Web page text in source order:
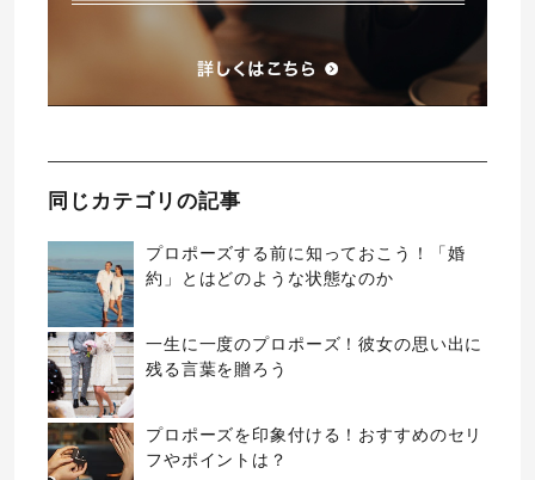
同じカテゴリの記事
プロポーズする前に知っておこう！「婚
約」とはどのような状態なのか
一生に一度のプロポーズ！彼女の思い出に
残る言葉を贈ろう
プロポーズを印象付ける！おすすめのセリ
フやポイントは？